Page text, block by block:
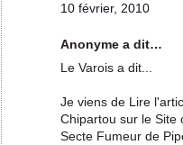
10 février, 2010
Anonyme a dit…
Le Varois a dit...
Je viens de Lire
Chipartou sur le Site
Secte Fumeur de